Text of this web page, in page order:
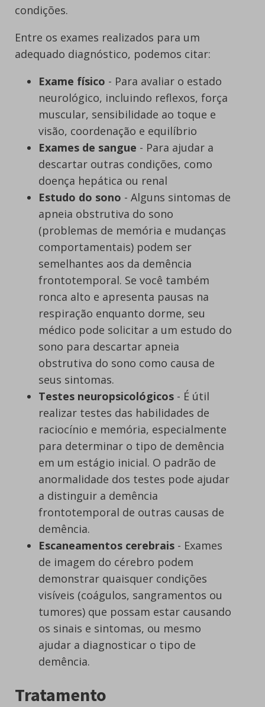
condições.
Entre os exames realizados para um
adequado diagnóstico, podemos citar:
Exame físico - Para avaliar o estado
neurológico, incluindo reflexos, força
muscular, sensibilidade ao toque e
visão, coordenação e equilíbrio
Exames de sangue - Para ajudar a
descartar outras condições, como
doença hepática ou renal
Estudo do sono - Alguns sintomas de
apneia obstrutiva do sono
(problemas de memória e mudanças
comportamentais) podem ser
semelhantes aos da demência
frontotemporal. Se você também
ronca alto e apresenta pausas na
respiração enquanto dorme, seu
médico pode solicitar a um estudo do
sono para descartar apneia
obstrutiva do sono como causa de
seus sintomas.
Testes neuropsicológicos - É útil
realizar testes das habilidades de
raciocínio e memória, especialmente
para determinar o tipo de demência
em um estágio inicial. O padrão de
anormalidade dos testes pode ajudar
a distinguir a demência
frontotemporal de outras causas de
demência.
Escaneamentos cerebrais - Exames
de imagem do cérebro podem
demonstrar quaisquer condições
visíveis (coágulos, sangramentos ou
tumores) que possam estar causando
os sinais e sintomas, ou mesmo
ajudar a diagnosticar o tipo de
demência.
Tratamento